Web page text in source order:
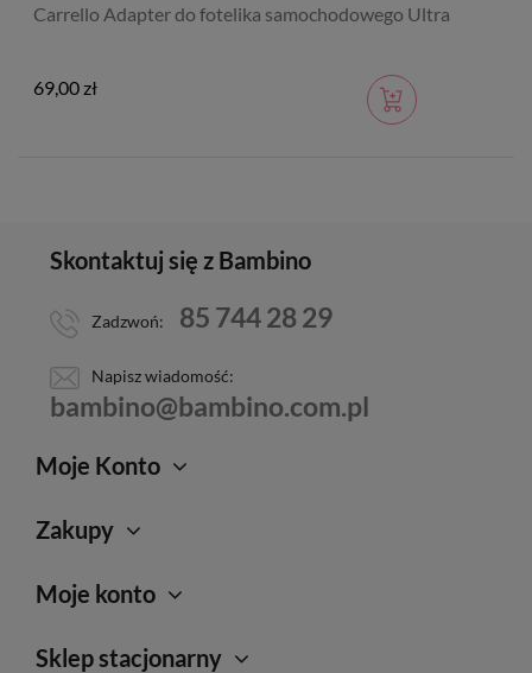
Carrello Adapter do fotelika samochodowego Ultra
69,00 zł
Skontaktuj się z Bambino
Zadzwoń: 85 744 28 29
Napisz wiadomość:
bambino@bambino.com.pl
Moje Konto
Zakupy
Moje konto
Sklep stacjonarny